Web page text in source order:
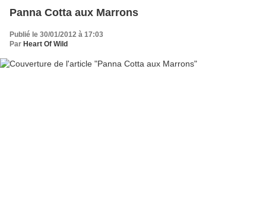
Panna Cotta aux Marrons
Publié le 30/01/2012 à 17:03
Par Heart Of Wild